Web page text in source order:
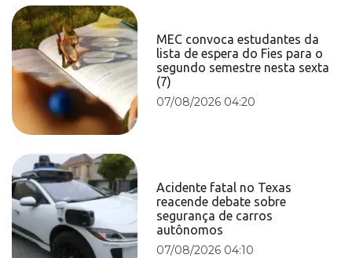
MEC convoca estudantes da
lista de espera do Fies para o
segundo semestre nesta sexta
(7)
07/08/2026 04:20
Acidente fatal no Texas
reacende debate sobre
segurança de carros
autônomos
07/08/2026 04:10